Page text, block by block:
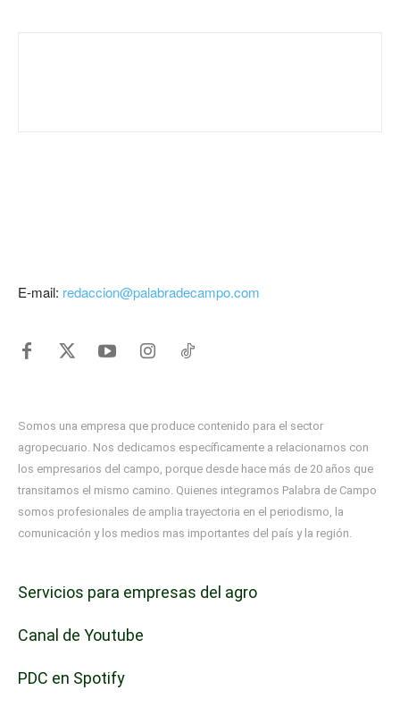
E-mail: redaccion@palabradecampo.com
Somos una empresa que produce contenido para el sector
agropecuario. Nos dedicamos específicamente a relacionarnos con
los empresarios del campo, porque desde hace más de 20 años que
transitamos el mismo camino. Quienes integramos Palabra de Campo
somos profesionales de amplia trayectoria en el periodismo, la
comunicación y los medios mas importantes del país y la región.
Servicios para empresas del agro
Canal de Youtube
PDC en Spotify